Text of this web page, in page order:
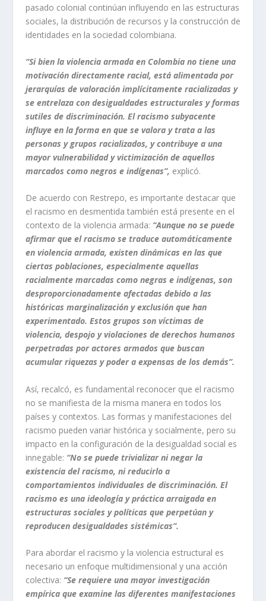
pasado colonial continúan influyendo en las estructuras
sociales, la distribución de recursos y la construcción de
identidades en la sociedad colombiana.
“Si bien la violencia armada en Colombia no tiene una
motivación directamente racial, está alimentada por
jerarquías de valoración implícitamente racializadas y
se entrelaza con desigualdades estructurales y formas
sutiles de discriminación. El racismo subyacente
influye en la forma en que se valora y trata a las
personas y grupos racializados, y contribuye a una
mayor vulnerabilidad y victimización de aquellos
marcados como negros e indígenas”, explicó.
De acuerdo con Restrepo, es importante destacar que
el racismo en desmentida también está presente en el
contexto de la violencia armada: “Aunque no se puede
afirmar que el racismo se traduce automáticamente
en violencia armada, existen dinámicas en las que
ciertas poblaciones, especialmente aquellas
racialmente marcadas como negras e indígenas, son
desproporcionadamente afectadas debido a las
históricas marginalización y exclusión que han
experimentado. Estos grupos son víctimas de
violencia, despojo y violaciones de derechos humanos
perpetradas por actores armados que buscan
acumular riquezas y poder a expensas de los demás”.
Así, recalcó, es fundamental reconocer que el racismo
no se manifiesta de la misma manera en todos los
países y contextos. Las formas y manifestaciones del
racismo pueden variar histórica y socialmente, pero su
impacto en la configuración de la desigualdad social es
innegable: “No se puede trivializar ni negar la
existencia del racismo, ni reducirlo a
comportamientos individuales de discriminación. El
racismo es una ideología y práctica arraigada en
estructuras sociales y políticas que perpetúan y
reproducen desigualdades sistémicas”.
Para abordar el racismo y la violencia estructural es
necesario un enfoque multidimensional y una acción
colectiva: “Se requiere una mayor investigación
empírica que examine las diferentes manifestaciones